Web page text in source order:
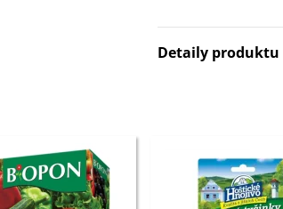
Detaily produktu